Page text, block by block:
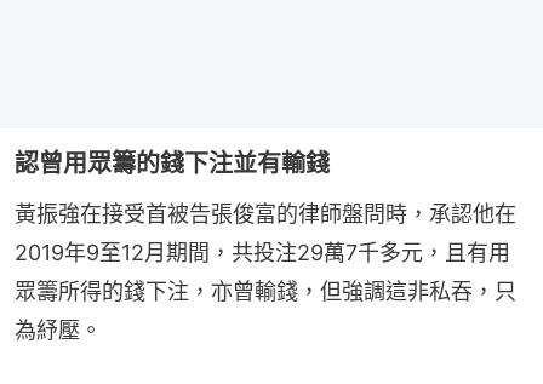
認曾用眾籌的錢下注並有輸錢
黃振強在接受首被告張俊富的律師盤問時，承認他在
2019年9至12月期間，共投注29萬7千多元，且有用
眾籌所得的錢下注，亦曾輸錢，但強調這非私吞，只
為紓壓。